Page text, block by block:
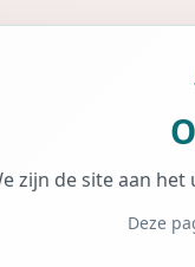
zijn de site aan
Deze